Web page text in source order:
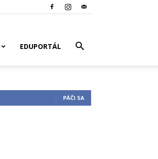
EDUPORTÁL
PÁČI SA